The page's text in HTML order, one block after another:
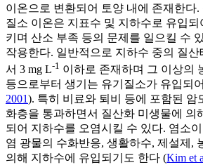
이온으로 변환되어 토양 내에 존재한다
질소 이온은 지표수 및 지하수로 유입되
키며 산소 부족 등의 문제를 일으킬 수
작용한다. 일반적으로 지하수 중의 질산
서 3 mg L-1 이하로 존재하며 그 이상의
등으로부터 생기는 유기질소가 유입되
2001). 특히 비료와 퇴비 등에 포함된 암
화층을 통과하면서 질산화 미생물에 의
되어 지하수를 오염시킬 수 있다. 염소
염 광물의 수화반응, 생활하수, 제설제,
의해 지하수에 유입되기도 한다 (Kim et